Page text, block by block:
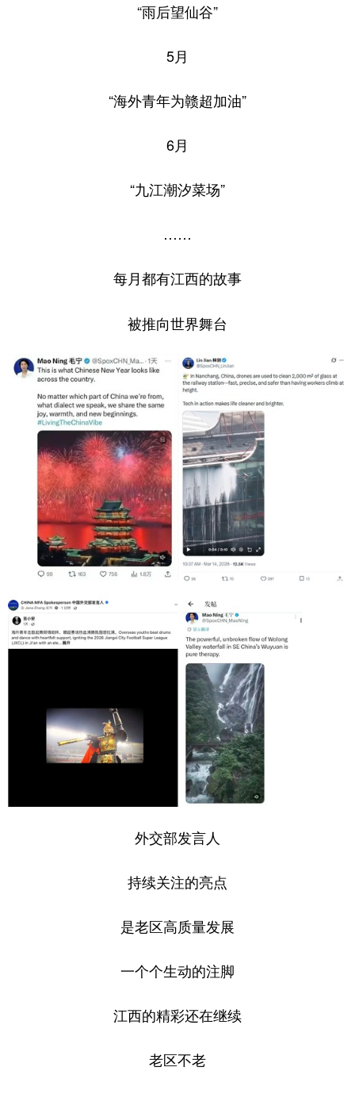
“雨后望仙谷”
5月
“海外青年为赣超加油”
6月
“九江潮汐菜场”
……
每月都有江西的故事
被推向世界舞台
外交部发言人
持续关注的亮点
是老区高质量发展
一个个生动的注脚
江西的精彩还在继续
老区不老